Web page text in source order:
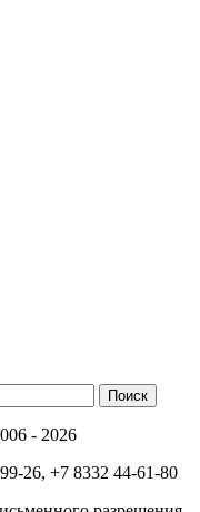
- 2026
26, +7 8332 44-61-80